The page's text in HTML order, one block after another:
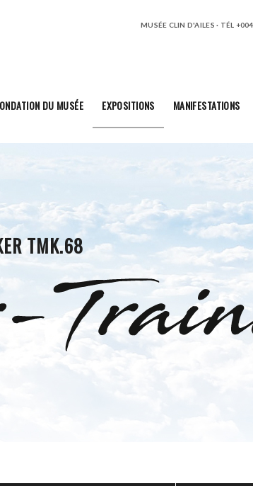
MUSÉE CLIN D'AILES · TÉL
DU MUSÉE EXPOSITIONS MANIFESTATIONS
TMK.68